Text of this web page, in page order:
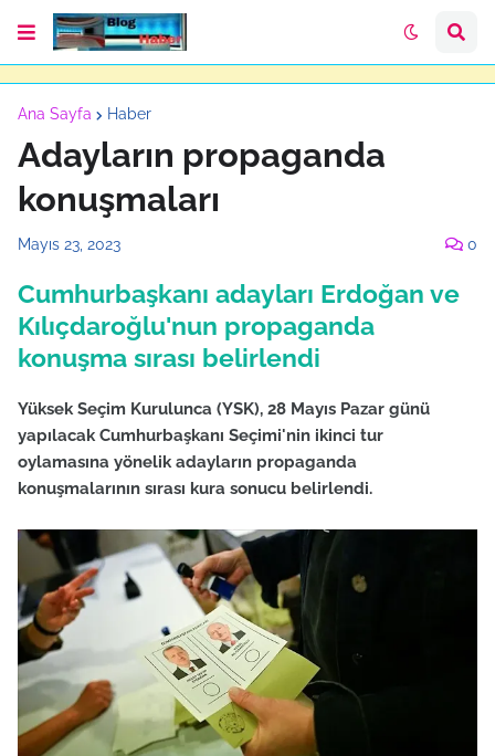
Ana Sayfa Haber
Adayların propaganda
konuşmaları
Mayıs 23, 2023 0
Cumhurbaşkanı adayları Erdoğan ve
Kılıçdaroğlu'nun propaganda
konuşma sırası belirlendi
Yüksek Seçim Kurulunca (YSK), 28 Mayıs Pazar günü
yapılacak Cumhurbaşkanı Seçimi'nin ikinci tur
oylamasına yönelik adayların propaganda
konuşmalarının sırası kura sonucu belirlendi.